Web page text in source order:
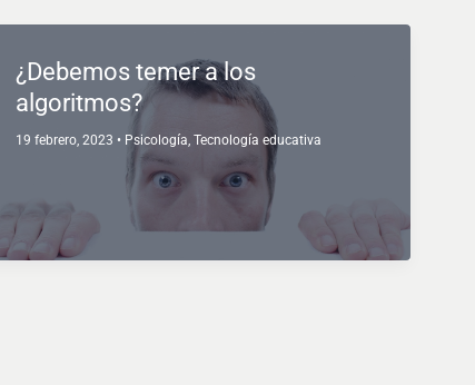
¿Debemos temer a los
algoritmos?
19 febrero, 2023 • Psicología Tecnología educativa